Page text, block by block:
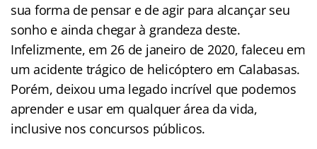
sua forma de pensar e de agir para alcançar seu
sonho e ainda chegar à grandeza deste.
Infelizmente, em 26 de janeiro de 2020, faleceu em
um acidente trágico de helicóptero em Calabasas.
Porém, deixou uma legado incrível que podemos
aprender e usar em qualquer área da vida,
inclusive nos concursos públicos.